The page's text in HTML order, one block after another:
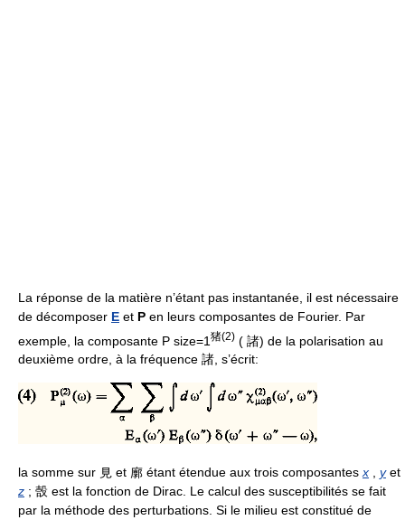
La réponse de la matière n’étant pas instantanée, il est nécessaire
de décomposer E et P en leurs composantes de Fourier. Par
exemple, la composante P size=1 猪(2) ( 諸) de la polarisation au
deuxième ordre, à la fréquence 諸, s’écrit:
la somme sur 見 et 廓 étant étendue aux trois composantesx , yet
z ; 嗀 est la fonction de Dirac. Le calcul des susceptibilités se fait
par la méthode des perturbations. Si le milieu est constitué de